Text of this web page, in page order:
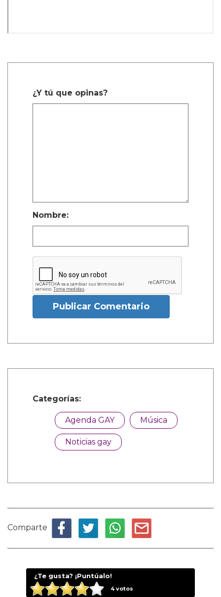
¿Y tú que opinas?
Nombre:
Publicar Comentario
Categorías:
Agenda GAY Música
Noticias gay
Comparte
¿Te gusta? ¡Puntúalo!
4votos